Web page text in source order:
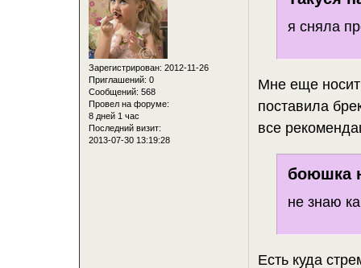
Зарегистрирован: 2012-11-26
Приглашений: 0
Сообщений: 568
Провел на форуме:
8 дней 1 час
Последний визит:
2013-07-30 13:19:28
я сняла
Мне еще
поставила
все
боюшка
не знаю
Есть куда